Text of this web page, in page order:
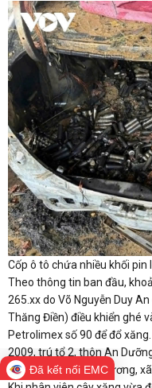
Cốp ô tô chứa nhiều khối pin
Theo thông tin ban đầu,
265.xx do Võ Nguyễn Duy
Thăng Điền) điều khiển ghé
Petrolimex số 90 để đổ
2009, trú tổ 2, thôn An
2010, trú thôn Tú Phương,
Đã kết nối EMC